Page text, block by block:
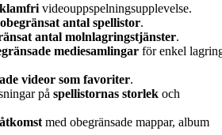
videouppspelningsupplevelse.
obegränsat antal spellistor.
antal molnlagringstjänster.
mediesamlingar för enkel
videor som favoriter.
på spellistornas storlek och
med obegränsade mappar, album